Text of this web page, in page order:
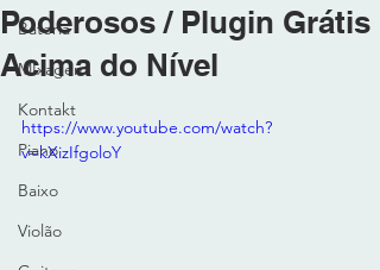
Bateria
MIxagem
Kontakt
Piano
Baixo
Violão
Poderosos / Plugin Grátis
Acima do Nível
https://www.youtube.com/watch?
v=kXizIfgoloY